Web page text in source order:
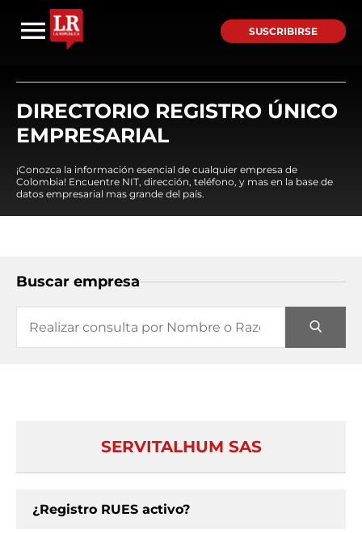
SUSCRIBIRSE
DIRECTORIO REGISTRO ÚNICO
EMPRESARIAL
¡Conozca la información esencial de cualquier empresa de
Colombia! Encuentre NIT, dirección, teléfono, y mas en la base de
datos empresarial mas grande del país.
Buscar empresa
SERVITALHUM SAS
¿Registro RUES activo?